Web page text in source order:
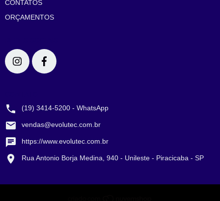
CONTATOS
ORÇAMENTOS
(19) 3414-5200 - WhatsApp
vendas@evolutec.com.br
https://www.evolutec.com.br
Rua Antonio Borja Medina, 940 - Unileste - Piracicaba - SP